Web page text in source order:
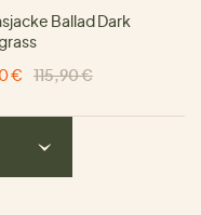
Ballad Dark
€
115,90 €